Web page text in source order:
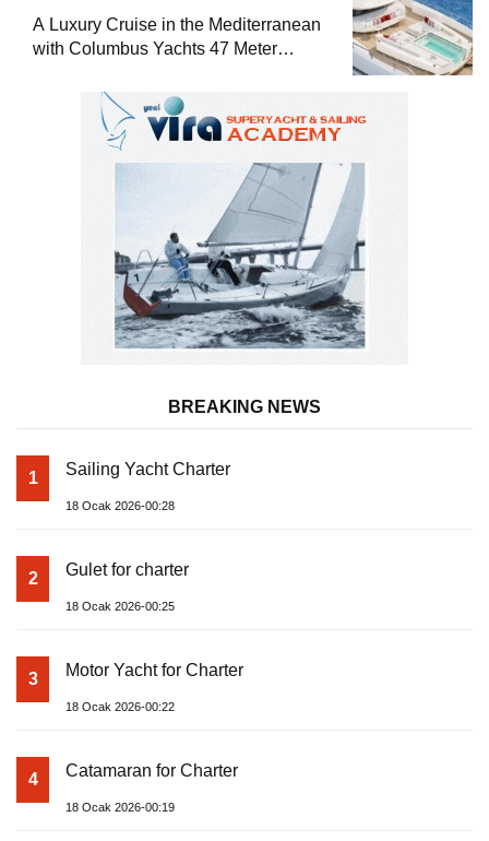
A Luxury Cruise in the Mediterranean
with Columbus Yachts 47 Meter
BREAKING NEWS
1 Sailing Yacht Charter
18 Ocak 2026-00:28
2 Gulet for charter
18 Ocak 2026-00:25
3 Motor Yacht for Charter
18 Ocak 2026-00:22
4 Catamaran for Charter
18 Ocak 2026-00:19